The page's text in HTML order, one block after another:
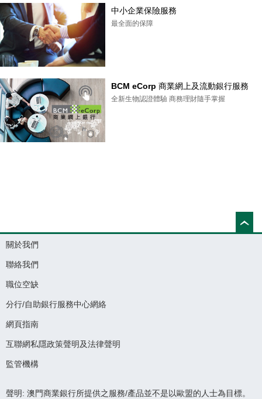
中小企業保險服務
最全面的保障
BCM eCorp 商業網上及流動銀行服務
全新生物認證體驗 商務理財隨手掌握
關於我們
聯絡我們
職位空缺
分行/自助銀行服務中心網絡
網頁指南
互聯網私隱政策聲明及法律聲明
監管機構
聲明: 澳門商業銀行所提供之服務/產品並不是以歐盟的人士為目標。